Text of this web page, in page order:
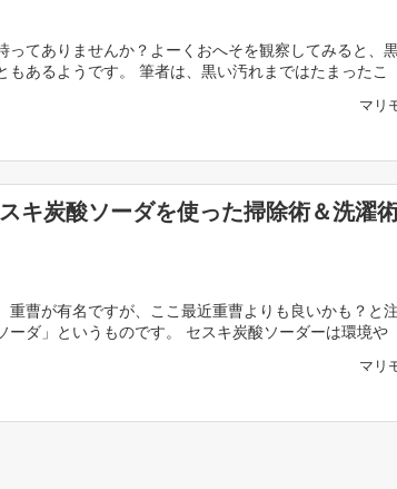
ってありませんか？よーくおへそを観察してみると、
もあるようです。 筆者は、黒い汚れまではたまったこ
マリ
キ炭酸ソーダを使った掃除術＆洗濯
重曹が有名ですが、ここ最近重曹よりも良いかも？と注
ーダ」というものです。 セスキ炭酸ソーダーは環境や
マリ